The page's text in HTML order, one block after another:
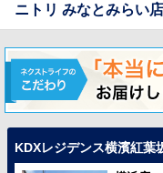
ニトリ みなとみらい店
KDXレジデンス横濱紅葉